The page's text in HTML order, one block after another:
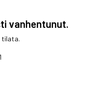
vanhentunut.
tilata.